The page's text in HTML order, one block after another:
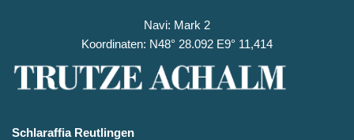
Navi: Mark 2
Koordinaten: N48° 28.092 E9° 11,414
Schlaraffia Reutlingen